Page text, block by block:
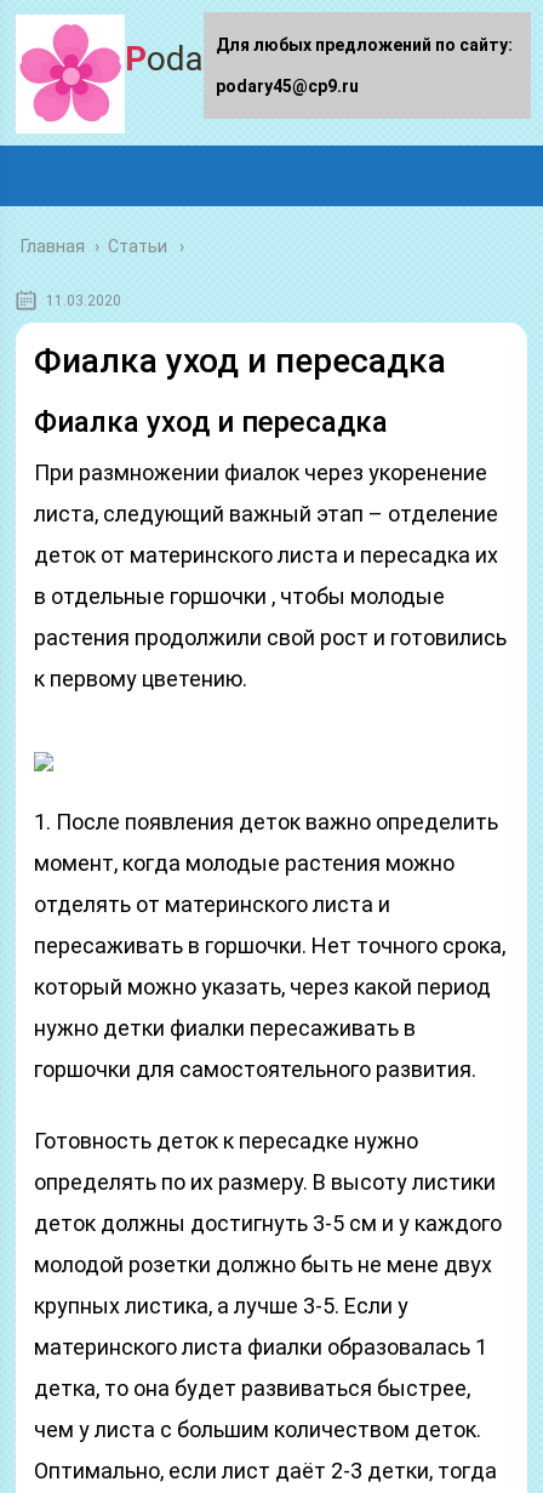
Podary45.ru
Главная › Статьи
11.03.2020
Фиалка уход и пересадка
Фиалка уход и пересадка
При размножении фиалок через укоренение
листа, следующий важный этап – отделение
деток от материнского листа и пересадка их
в отдельные горшочки , чтобы молодые
растения продолжили свой рост и готовились
к первому цветению.
1. После появления деток важно определить
момент, когда молодые растения можно
отделять от материнского листа и
пересаживать в горшочки. Нет точного срока,
который можно указать, через какой период
нужно детки фиалки пересаживать в
горшочки для самостоятельного развития.
Готовность деток к пересадке нужно
определять по их размеру. В высоту листики
деток должны достигнуть 3-5 см и у каждого
молодой розетки должно быть не мене двух
крупных листика, а лучше 3-5. Если у
материнского листа фиалки образовалась 1
детка, то она будет развиваться быстрее,
чем у листа с большим количеством деток.
Оптимально, если лист даёт 2-3 детки, тогда
Для любых предложений по сайту:
podary45@cp9.ru